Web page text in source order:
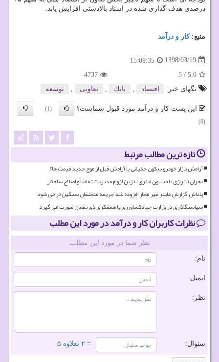
درصدی هدف گذاری شده در اسناد بالادستی افزایش یابد.
منبع:كار و درآمد
1398/03/19
15:09:35
5.0
/
5
4737
تگهای خبر:
اقتصاد , بانك , تعاونی , توسعه
این پست کار و درآمد مورد قبول شماست؟
(1)
(0)
تازه ترین مطالب مرتبط
آرامش بازار خودرو سکون حقیقی یا آرامش قبل از موج جدید قیمت ها؟
بحران ناترازی ۱۰ میلیون لیتری بنزین لزوم مدیریت تقاضا و اصلاح ساختار
پاداش گزارش ماینر غیر مجاز افزوده شد جریمه متخلفان سنگین تر می شود
سیاستگذاری در وزارت جهادکشاورزی با همفکری ذی نفعان صورت می گیرد
نظرات کاربران کار و درآمد در مورد این مطلب
نظر شما در مورد این مطلب
نام:
ایمیل:
نظر:
سئوال: = ۲ بعلاوه ۵